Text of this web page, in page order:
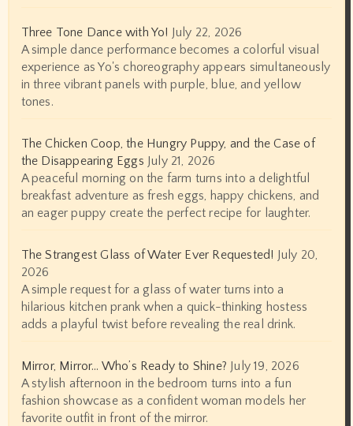
Three Tone Dance with Yo! July 22, 2026
A simple dance performance becomes a colorful visual
experience as Yo's choreography appears simultaneously
in three vibrant panels with purple, blue, and yellow
tones.
The Chicken Coop, the Hungry Puppy, and the Case of
the Disappearing Eggs July 21, 2026
A peaceful morning on the farm turns into a delightful
breakfast adventure as fresh eggs, happy chickens, and
an eager puppy create the perfect recipe for laughter.
The Strangest Glass of Water Ever Requested! July 20,
2026
A simple request for a glass of water turns into a
hilarious kitchen prank when a quick-thinking hostess
adds a playful twist before revealing the real drink.
Mirror, Mirror… Who’s Ready to Shine? July 19, 2026
A stylish afternoon in the bedroom turns into a fun
fashion showcase as a confident woman models her
favorite outfit in front of the mirror.